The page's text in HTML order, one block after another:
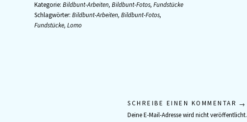
Kategorie: Bildbunt-Arbeiten, Bildbunt-Fotos, Fundstücke
Schlagwörter: Bildbunt-Arbeiten, Bildbunt-Fotos,
Fundstücke, Lomo
SCHREIBE EINEN KOMMENTAR
Deine E-Mail-Adresse wird nicht veröffentlicht.